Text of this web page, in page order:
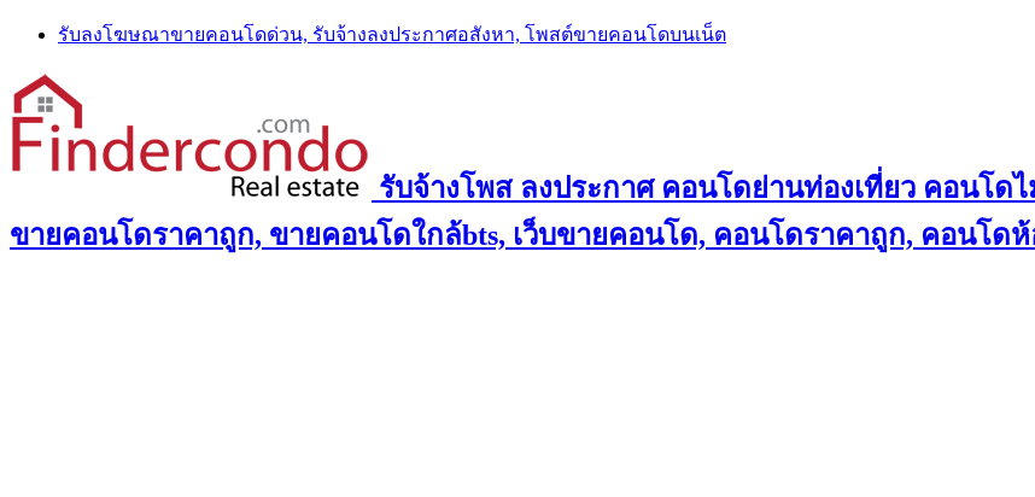
Skip
content
รับลงโฆษณาขายคอนโดด่วน, รับจ้างลงประกาศอสังหา, โพสต์ขายคอนโดบนเน็ต
รับจ้างโพส ลงประกาศ คอนโดย่านท่องเที่ยว คอนโ
ขายคอนโดราคาถูก, ขายคอนโดใกล้bts, เว็บขายคอนโด, คอนโดราคาถูก, คอนโดห้